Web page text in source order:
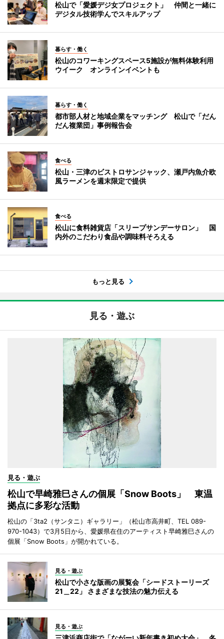
松山で「愛媛デジ女プロジェクト」 仲間と一緒に
デジタル技術学んでスキルアップ
暮らす・働く
松山のコワーキングスペース5施設が無料体験利用
ウイーク オンラインイベントも
暮らす・働く
都市部人材と地域企業をマッチング 松山で「だん
だん複業団」事例報告会
食べる
松山・三津のビストロサンジャック、瀬戸内魚介欧
風ラーメンを週末限定で提供
食べる
松山に食料雑貨店「スリープサンデーサロン」 国
内外のこだわり食品や調味料そろえる
もっと見る
見る・遊ぶ
見る・遊ぶ
松山で早崎雅巳さんの個展「Snow Boots」 東温
拠点に多彩な活動
松山の「3ta2（サンタニ）ギャラリー」（松山市高井町、TEL 089-
970-1043）で3月5日から、愛媛県在住のアーティスト早崎雅巳さんの
個展「Snow Boots」が開かれている。
見る・遊ぶ
松山で小さな版画の展覧会「シードストーリーズ
21＿22」 さまざまな技法の魅力伝える
見る・遊ぶ